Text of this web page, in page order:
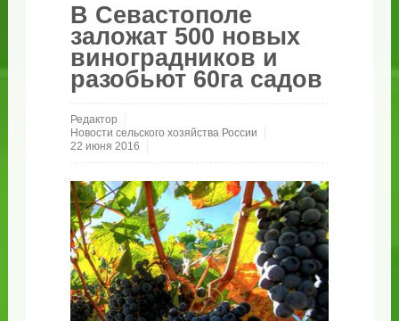
В Севастополе
заложат 500 новых
виноградников и
разобьют 60га садов
Редактор
Новости сельского хозяйства России
22 июня 2016